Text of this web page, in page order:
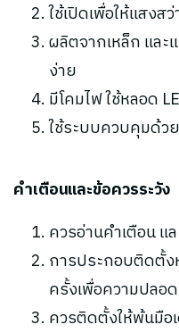
ใช้เปิดเพื่อให้แสงส
ผลิตจากเหล็ก แล
ง่าย
มีโคมไฟ ใช้หลอด
ใช้ระบบควบคุมด้ว
คำเตือนและข้อควรระวัง
ควรอ่านคำเตือน แ
การประกอบติดตั้
ครั้งเพื่อความปลอ
ควรติดตั้งให้พ้นมือ